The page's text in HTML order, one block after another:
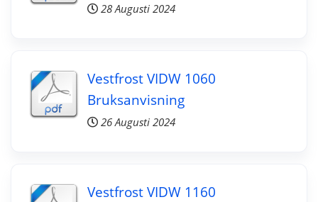
28 Augusti 2024
Vestfrost VIDW 1060
Bruksanvisning
26 Augusti 2024
Vestfrost VIDW 1160